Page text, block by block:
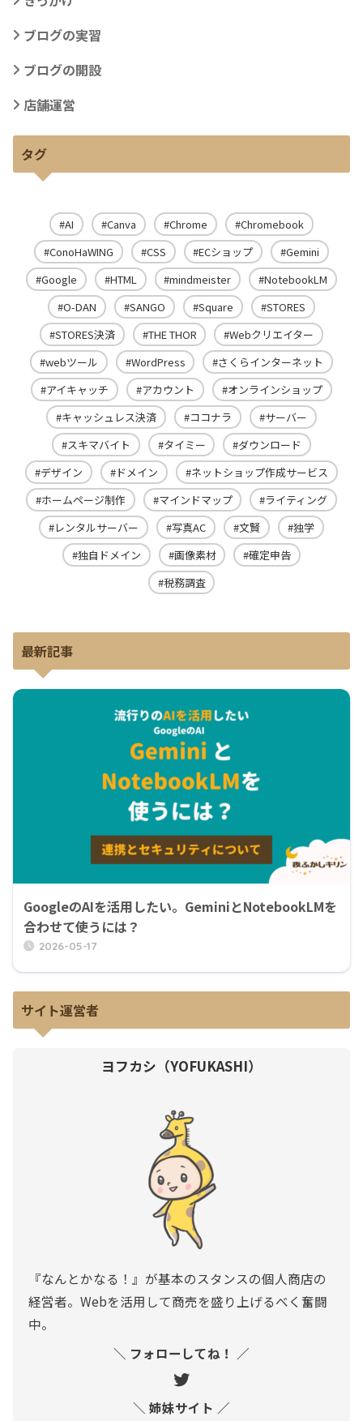
ブログの実習
ブログの開設
店舗運営
タグ
AI Canva Chrome
Chromebook
ConoHaWING
CSS ECショップ
Gemini
Google
HTML mindmeister
NotebookLM
O-DAN
SANGO Square
STORES
STORES決済
THE THOR
Webクリエイター
webツール
WordPress
さくらインターネット
アイキャッチ
アカウント
オンラインショップ
キャッシュレス決済
ココナラ
サーバー
スキマバイト
タイミー
ダウンロード
デザイン
ドメイン
ネットショップ作成サービス
ホームページ制作
マインドマップ
ライティング
レンタルサーバー
写真AC 文賢
独学
独自ドメイン
画像素材
確定申告
税務調査
最新記事
GoogleのAIを活用したい。GeminiとNotebookLMを
合わせて使うには？
2026-05-17
サイト運営者
ヨフカシ（YOFUKASHI）
『なんとかなる！』が基本のスタンスの個人商店の
経営者。Webを活用して商売を盛り上げるべく奮闘
中。
＼ フォローしてね！ ／
＼ 姉妹サイト ／